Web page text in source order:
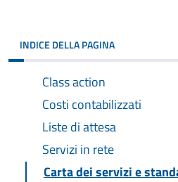
INDICE DELLA PAGINA
Class action
Costi contabilizzati
Liste di attesa
Servizi in rete
Carta dei servizi e